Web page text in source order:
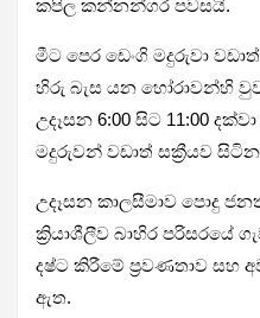
කපිල කන්නන්ගර පවසයි.
මීට පෙර ඩෙංගි මදුරුවා
හිරු බැස යන හෝරාවන්හි
උදෑසන 6:00 සිට 11:00
මදුරුවන් වඩාත් සක්‍රීයව
උදෑසන කාලසීමාව පොදු
ක්‍රියාශීලීව බාහිර පරිසරයේ
දෂ්ට කිරීමේ ප්‍රවණතාව සහ
ඇත.